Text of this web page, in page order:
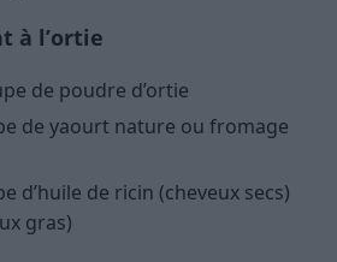
à l’ortie
de poudre d’ortie
de yaourt nature ou fromage
d’huile de ricin (cheveux secs)
gras)